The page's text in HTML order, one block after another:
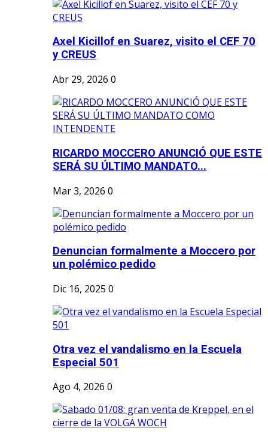
Axel Kicillof en Suarez, visito el CEF 70
y CREUS
Abr 29, 2026 0
RICARDO MOCCERO ANUNCIÓ QUE ESTE
SERÁ SU ÚLTIMO MANDATO...
Mar 3, 2026 0
Denuncian formalmente a Moccero por
un polémico pedido
Dic 16, 2025 0
Otra vez el vandalismo en la Escuela
Especial 501
Ago 4, 2026 0